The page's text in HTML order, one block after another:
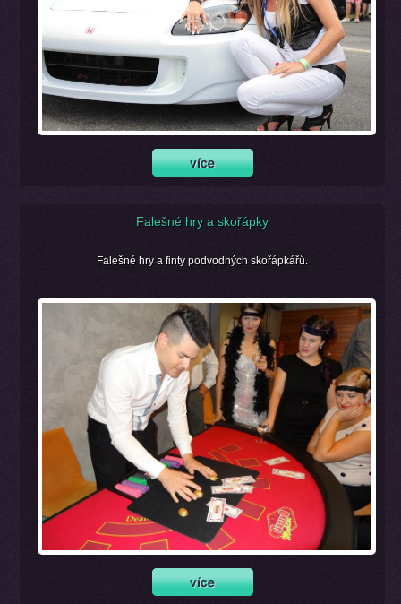
Falešné hry a skořápky
Falešné hry a finty podvodných skořápkářů.